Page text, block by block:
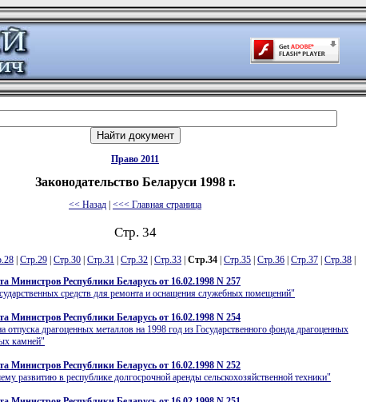
Право 2011
Законодательство Беларуси 1998 г.
<< Назад <<< Главная страница
Стр. 34
Стр.29 Стр.30 Стр.31 Стр.32 Стр.33 Стр.34 Стр.35 Стр.36 Стр.37 Стр.38
Министров Республики Беларусь от 16.02.1998 N 257
средств для ремонта и оснащения служебных помещений"
Министров Республики Беларусь от 16.02.1998 N 254
отпуска драгоценных металлов на 1998 год из Государственного фонда драгоценных
камней"
Министров Республики Беларусь от 16.02.1998 N 252
развитию в республике долгосрочной аренды сельскохозяйственной техники"